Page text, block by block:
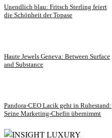
Unendlich blau: Fritsch Sterling feiert
die Schönheit der Topase
Haute Jewels Geneva: Between Surface
and Substance
Pandora-CEO Lacik geht in Ruhestand:
Seine Marketing-Chefin übernimmt